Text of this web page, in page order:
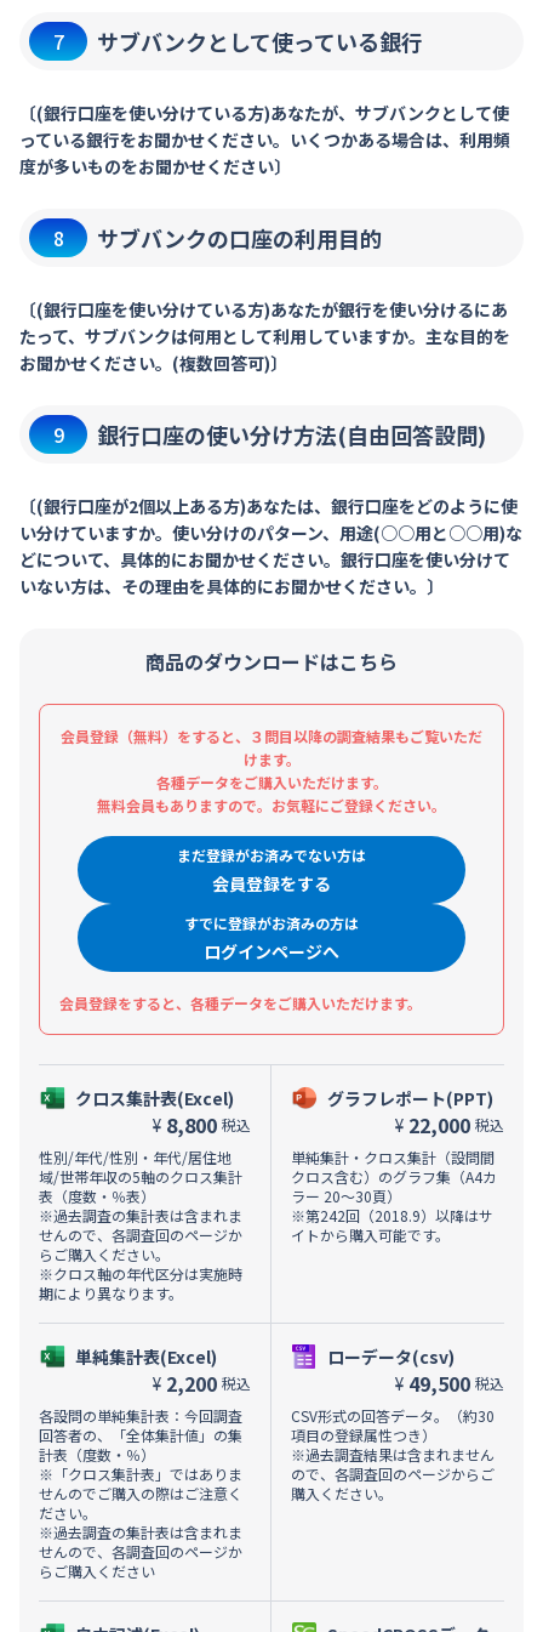
7 サブバンクとして使っている銀行
〔(銀行口座を使い分けている方)あなたが、サブバンクとして使
っている銀行をお聞かせください。いくつかある場合は、利用頻
度が多いものをお聞かせください〕
8 サブバンクの口座の利用目的
〔(銀行口座を使い分けている方)あなたが銀行を使い分けるにあ
たって、サブバンクは何用として利用していますか。主な目的を
お聞かせください。(複数回答可)〕
9 銀行口座の使い分け方法(自由回答設問)
〔(銀行口座が2個以上ある方)あなたは、銀行口座をどのように使
い分けていますか。使い分けのパターン、用途(○○用と○○用)な
どについて、具体的にお聞かせください。銀行口座を使い分けて
いない方は、その理由を具体的にお聞かせください。〕
商品のダウンロードはこちら
会員登録（無料）をすると、３問目以降の調査結果もご覧いただ
けます。
各種データをご購入いただけます。
無料会員もありますので。お気軽にご登録ください。
まだ登録がお済みでない方は
会員登録をする
すでに登録がお済みの方は
ログインページへ
会員登録をすると、各種データをご購入いただけます。
クロス集計表(Excel)
¥ 8,800 税込
性別/年代/性別・年代/居住地
域/世帯年収の5軸のクロス集計
表（度数・％表）
※過去調査の集計表は含まれま
せんので、各調査回のページか
らご購入ください。
※クロス軸の年代区分は実施時
期により異なります。
単純集計表(Excel)
¥ 2,200 税込
各設問の単純集計表：今回調査
回答者の、「全体集計値」の集
計表（度数・％）
※「クロス集計表」ではありま
せんのでご購入の際はご注意く
ださい。
※過去調査の集計表は含まれま
せんので、各調査回のページか
らご購入ください
グラフレポート(PPT)
¥ 22,000 税込
単純集計・クロス集計（設問間
クロス含む）のグラフ集（A4カ
ラー 20～30頁）
※第242回（2018.9）以降はサ
イトから購入可能です。
ローデータ(csv)
¥ 49,500 税込
CSV形式の回答データ。（約30
項目の登録属性つき）
※過去調査結果は含まれません
ので、各調査回のページからご
購入ください。